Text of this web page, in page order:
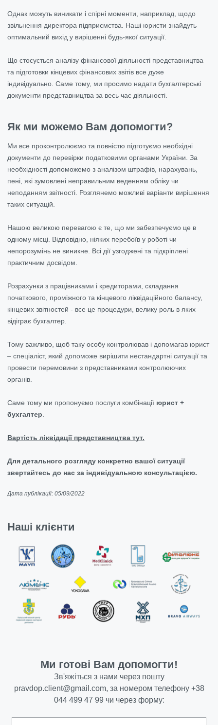
Однак можуть виникати і спірні моменти, наприклад, щодо
звільнення директора підприємства. Наші юристи знайдуть
оптимальний вихід у вирішенні будь-якої ситуації.
Що стосується аналізу фінансової діяльності представництва
та підготовки кінцевих фінансових звітів все дуже
індивідуально. Саме тому, ми просимо надати бухгалтерські
документи представництва за весь час діяльності.
Як ми можемо Вам допомогти?
Ми все проконтролюємо та повністю підготуємо необхідні
документи до перевірки податковими органами України. За
необхідності допоможемо з аналізом штрафів, нарахувань,
пені, які зумовлені неправильним веденням обліку чи
неподанням звітності. Розглянемо можливі варіанти вирішення
таких ситуацій.
Нашою великою перевагою є те, що ми забезпечуємо це в
одному місці. Відповідно, ніяких перебоїв у роботі чи
непорозумінь не виникне. Всі дії узгоджені та підкріплені
практичним досвідом.
Розрахунки з працівниками і кредиторами, складання
початкового, проміжного та кінцевого ліквідаційного балансу,
кінцевих звітностей - все це процедури, велику роль в яких
відіграє бухгалтер.
Тому важливо, щоб таку особу контролював і допомагав юрист
– спеціаліст, який допоможе вирішити нестандартні ситуації та
провести перемовини з представниками контролюючих
органів.
Саме тому ми пропонуємо послуги комбінації юрист +
бухгалтер
Вартість ліквідації представництва тут.
Для детального розгляду конкретно вашої ситуації
звертайтесь до нас за індивідуальною консультацією.
Дата публікації: 05/09/2022
Наші клієнти
Ми готові Вам допомогти!
Зв'яжіться з нами через пошту
pravdop.client@gmail.com, за номером телефону +38
044 499 47 99 чи через форму: